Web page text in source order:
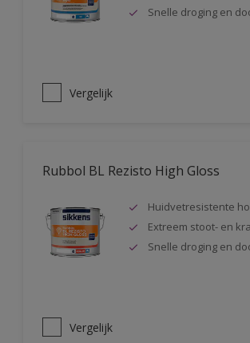
Snelle droging en
Vergelijk
Rubbol BL Rezisto High Gloss
Huidvetresistente
Extreem stoot- en
Snelle droging en
Vergelijk